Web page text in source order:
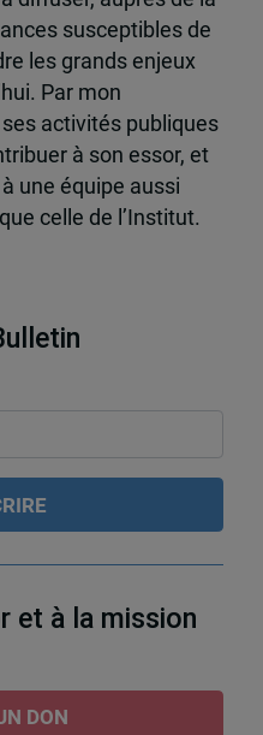
susceptibles de
les grands enjeux
Par mon
activités publiques
à son essor, et
une équipe aussi
celle de l’Institut.
et à la mission
DON